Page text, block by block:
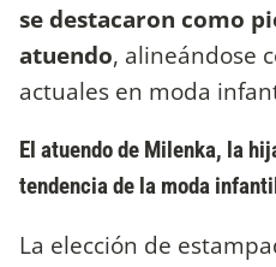
se destacaron como
atuendo, alineándose
actuales en moda
El atuendo de Milenka, la
tendencia de la moda
La elección de